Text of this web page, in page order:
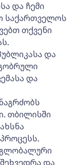
და ჩემი
საქართველოს
თქვენი
და
და
თბილისში
გლობალური
და